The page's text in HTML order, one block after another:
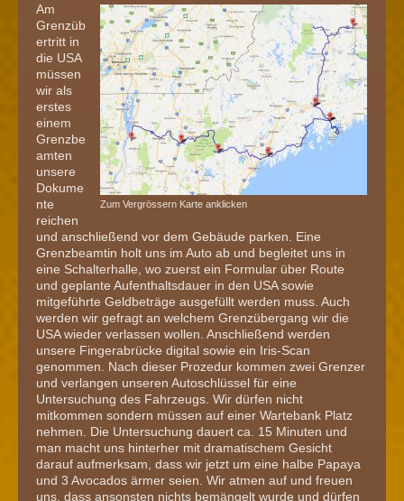
Zum Vergrössern Karte anklicken
Am
Grenzüb
ertritt in
die USA
müssen
wir als
erstes
einem
Grenzbe
amten
unsere
Dokume
nte
reichen
und anschließend vor dem Gebäude parken. Eine
Grenzbeamtin holt uns im Auto ab und begleitet uns in
eine Schalterhalle, wo zuerst ein Formular über Route
und geplante Aufenthaltsdauer in den USA sowie
mitgeführte Geldbeträge ausgefüllt werden muss. Auch
werden wir gefragt an welchem Grenzübergang wir die
USA wieder verlassen wollen. Anschließend werden
unsere Fingerabrücke digital sowie ein Iris-Scan
genommen. Nach dieser Prozedur kommen zwei Grenzer
und verlangen unseren Autoschlüssel für eine
Untersuchung des Fahrzeugs. Wir dürfen nicht
mitkommen sondern müssen auf einer Wartebank Platz
nehmen. Die Untersuchung dauert ca. 15 Minuten und
man macht uns hinterher mit dramatischem Gesicht
darauf aufmerksam, dass wir jetzt um eine halbe Papaya
und 3 Avocados ärmer seien. Wir atmen auf und freuen
uns, dass ansonsten nichts bemängelt wurde und dürfen